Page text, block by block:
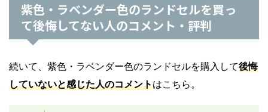
紫色・ラベンダー色のランドセルを買っ
て後悔してない人のコメント・評判
続いて、紫色・ラベンダー色のランドセルを購入して後悔
していないと感じた人のコメントはこちら。